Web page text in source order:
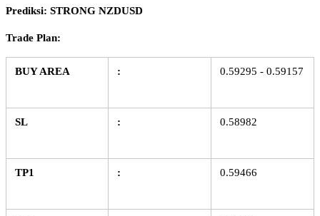
Prediksi: STRONG NZDUSD
Trade Plan:
BUY AREA : 0.59295 - 0.59157
SL : 0.58982
TP1 : 0.59466